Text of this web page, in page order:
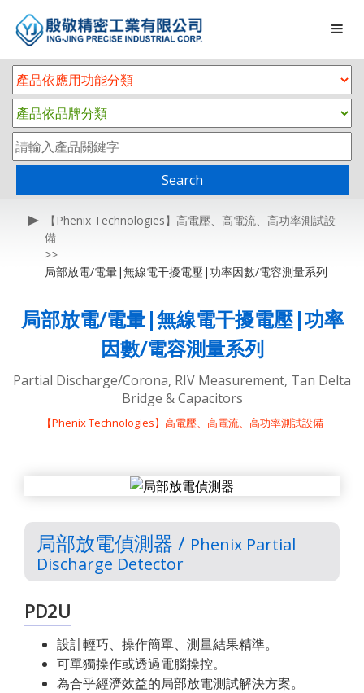
Search
【Phenix Technologies】高電壓、高電流、高功率測試設
備
局部放電/電暈|無線電干擾電壓|功率因數/電容測量系列
局部放電/電暈|無線電干擾電壓|功率
因數/電容測量系列
Partial Discharge/Corona, RIV Measurement, Tan Delta
Bridge & Capacitors
【Phenix Technologies】高電壓、高電流、高功率測試設備
局部放電偵測器 / Phenix Partial
Discharge Detector
PD2U
設計輕巧、操作簡單、測量結果精準。
可單獨操作或透過電腦操控。
為合乎經濟效益的局部放電測試解決方案。